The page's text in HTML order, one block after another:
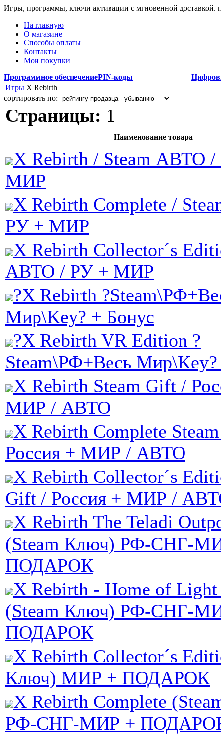
Игры, программы, ключи активации с мгновенной доставкой.
На главную
О магазине
Способы оплаты
Контакты
Мои покупки
Программное обеспечениеPIN-коды
Игры X Rebirth
сортировать по:
Страницы: 1
Наименование товара
X Rebirth / Steam АВТО
МИР
X Rebirth Complete /
РУ + МИР
X Rebirth Collector´s
АВТО / РУ + МИР
?X Rebirth
Мир\Key? + Бонус
?X Rebirth VR Edition ?
Steam\РФ+Весь Мир\Key?
X Rebirth Steam Gift /
МИР / АВТО
X Rebirth Complete
Россия + МИР / АВТО
X Rebirth Collector´s
Gift / Россия + МИР /
X Rebirth The Teladi
(Steam Ключ) РФ-СНГ-
ПОДАРОК
X Rebirth - Home of
(Steam Ключ) РФ-СНГ-
ПОДАРОК
X Rebirth Collector´s
Ключ) МИР + ПОДАРОК
X Rebirth Complete
РФ-СНГ-МИР +